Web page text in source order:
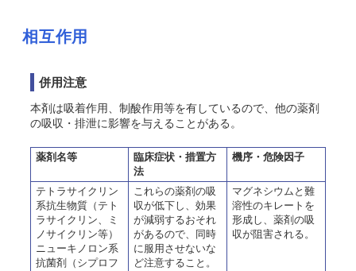
相互作用
併用注意
本剤は吸着作用、制酸作用等を有しているので、他の薬剤
の吸収・排泄に影響を与えることがある。
薬剤名等
臨床症状・措置方
法
機序・危険因子
テトラサイクリン
系抗生物質（テト
ラサイクリン、ミ
ノサイクリン等）
ニューキノロン系
抗菌剤（シプロフ
これらの薬剤の吸
収が低下し、効果
が減弱するおそれ
があるので、同時
に服用させないな
ど注意すること。
マグネシウムと難
溶性のキレートを
形成し、薬剤の吸
収が阻害される。